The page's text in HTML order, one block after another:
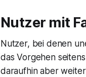
Nutzer mit
Nutzer, bei denen
das Vorgehen
daraufhin aber